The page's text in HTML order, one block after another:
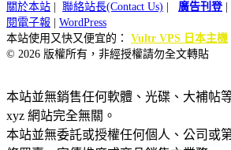
關於本站 | 聯絡站長(Contact Us) | 廣告刊登|
閱電子報 | WordPress
本站使用又快又便宜的： Vultr VPS 日本主機
© 2026 版權所有，非經授權請勿全文轉貼
本站並無銷售任何軟體、光碟、大補帖
xyz 網站完全無關。
本站並無委託或授權任何個人、公司或